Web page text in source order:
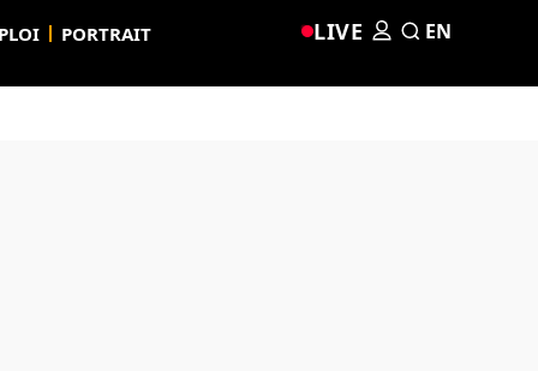
PORTRAIT LIVE EN